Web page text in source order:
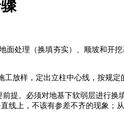
处理（换填夯实）、顺坡和开挖
工放样，定出立柱中心线，按
。必须对地基下软弱层进行换
线上，不该有参差不齐的现象；